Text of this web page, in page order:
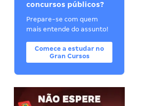
concursos públicos?
Prepare-se com quem
mais entende do assunto!
Comece a estudar no
Gran Cursos